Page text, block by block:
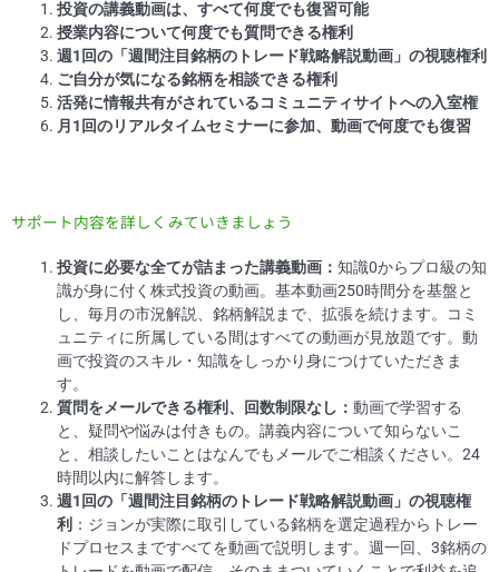
投資の講義動画は、すべて何度でも復習可能
授業内容について何度でも質問できる権利
週1回の「週間注目銘柄のトレード戦略解説動画」の視聴権利
ご自分が気になる銘柄を相談できる権利
活発に情報共有がされているコミュニティサイトへの入室権
月1回のリアルタイムセミナーに参加、動画で何度でも復習
サポート内容を詳しくみていきましょう
投資に必要な全てが詰まった講義動画：知識0からプロ級の知
識が身に付く株式投資の動画。基本動画250時間分を基盤と
し、毎月の市況解説、銘柄解説まで、拡張を続けます。コミ
ュニティに所属している間はすべての動画が見放題です。動
画で投資のスキル・知識をしっかり身につけていただきま
す。
質問をメールできる権利、回数制限なし：動画で学習する
と、疑問や悩みは付きもの。講義内容について知らないこ
と、相談したいことはなんでもメールでご相談ください。24
時間以内に解答します。
週1回の「週間注目銘柄のトレード戦略解説動画」の視聴権
利 ：ジョンが実際に取引している銘柄を選定過程からトレー
ドプロセスまですべてを動画で説明します。週一回、3銘柄の